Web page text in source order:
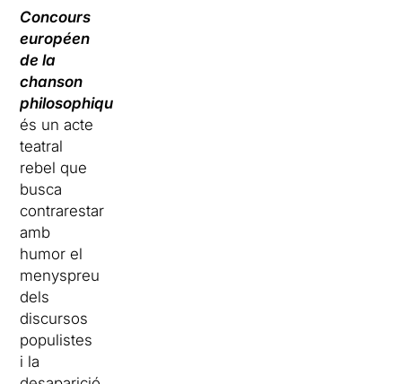
Concours
européen
de la
chanson
philosophique
és un acte
teatral
rebel que
busca
contrarestar
amb
humor el
menyspreu
dels
discursos
populistes
i la